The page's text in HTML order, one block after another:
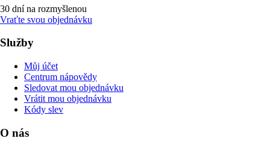
30 dní na rozmyšlenou
Vraťte svou objednávku
Služby
Můj účet
Centrum nápovědy
Sledovat mou objednávku
Vrátit mou objednávku
Kódy slev
O nás